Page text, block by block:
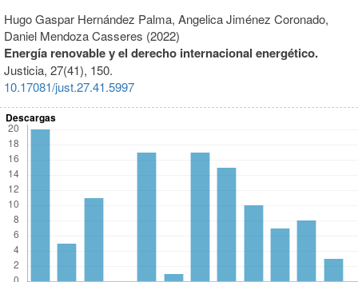
Hugo Gaspar Hernández Palma, Angelica Jiménez Coronado,
Daniel Mendoza Casseres (2022)
Energía renovable y el derecho internacional energético.
Justicia, 27(41), 150.
10.17081/just.27.41.5997
Descargas